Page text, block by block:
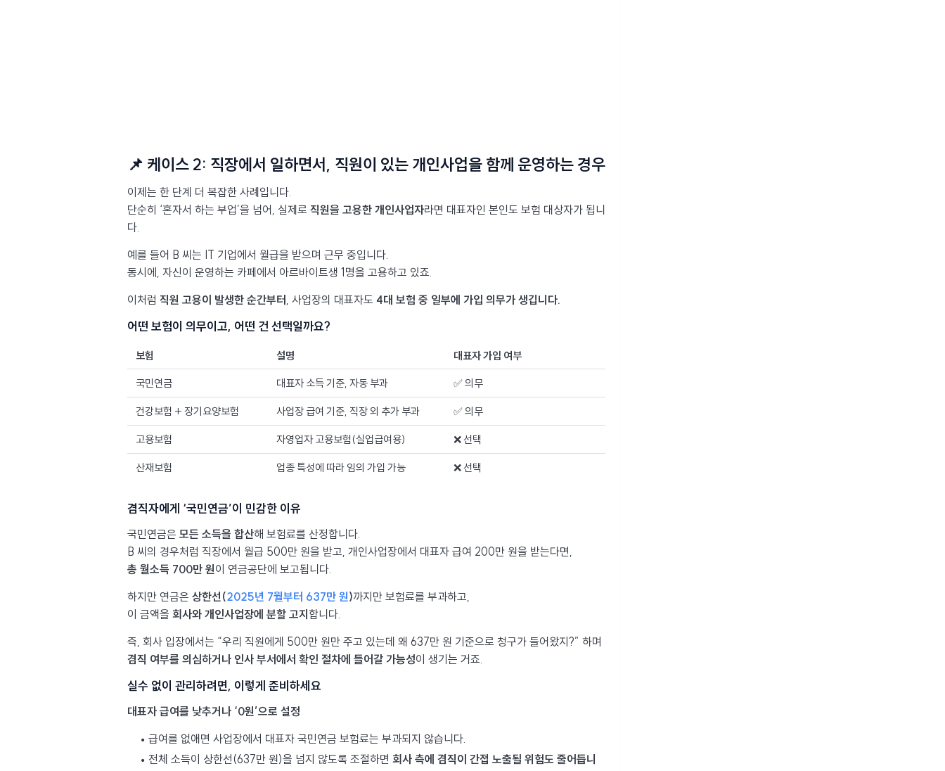
📌 케이스 2: 직장에서 일하면서, 직원이 있는 개인사업을 함께 운영하는 경우
이제는 한 단계 더 복잡한 사례입니다.
단순히 ‘혼자서 하는 부업’을 넘어, 실제로 직원을 고용한 개인사업자라면 대표자인 본인도 보험 대상자가 됩니
다.
예를 들어 B 씨는 IT 기업에서 월급을 받으며 근무 중입니다.
동시에, 자신이 운영하는 카페에서 아르바이트생 1명을 고용하고 있죠.
이처럼 직원 고용이 발생한 순간부터 , 사업장의 대표자도 4대 보험 중 일부에 가입 의무가 생깁니다.
어떤 보험이 의무이고, 어떤 건 선택일까요?
보험 설명 대표자 가입 여부
국민연금 대표자 소득 기준, 자동 부과 ✅ 의무
건강보험 + 장기요양보험 사업장 급여 기준, 직장 외 추가 부과 ✅ 의무
고용보험 자영업자 고용보험(실업급여용) ❌ 선택
산재보험 업종 특성에 따라 임의 가입 가능 ❌ 선택
겸직자에게 ‘국민연금’이 민감한 이유
국민연금은 모든 소득을 합산해 보험료를 산정합니다.
B 씨의 경우처럼 직장에서 월급 500만 원을 받고, 개인사업장에서 대표자 급여 200만 원을 받는다면,
총 월소득 700만 원이 연금공단에 보고됩니다.
하지만 연금은 상한선(2025년 7월부터 637만 원)까지만 보험료를 부과하고,
이 금액을 회사와 개인사업장에 분할 고지합니다.
즉, 회사 입장에서는 “우리 직원에게 500만 원만 주고 있는데 왜 637만 원 기준으로 청구가 들어왔지?” 하며
겸직 여부를 의심하거나 인사 부서에서 확인 절차에 들어갈 가능성이 생기는 거죠.
실수 없이 관리하려면, 이렇게 준비하세요
대표자 급여를 낮추거나 ‘0원’으로 설정
급여를 없애면 사업장에서 대표자 국민연금 보험료는 부과되지 않습니다.
전체 소득이 상한선(637만 원)을 넘지 않도록 조절하면 회사 측에 겸직이 간접 노출될 위험도 줄어듭니